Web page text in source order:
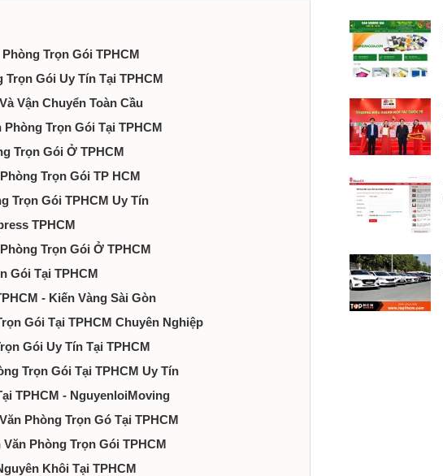
Trọn Gói TPHCM
Trọn Gói Uy Tín Tại TPHCM
Vận Chuyển Toàn Cầu
Trọn Gói Tại TPHCM
Trọn Gói Ở TPHCM
Trọn Gói TP HCM
Trọn Gói TPHCM Uy Tín
TPHCM
Trọn Gói Ở TPHCM
Gói Tại TPHCM
- Kiến Vàng Sài Gòn
Gói Tại TPHCM Chuyên Nghiệp
Gói Uy Tín Tại TPHCM
Trọn Gói Tại TPHCM Uy Tín
TPHCM - NguyenloiMoving
Phòng Trọn Gó Tại TPHCM
Phòng Trọn Gói TPHCM
Khôi Tại TPHCM